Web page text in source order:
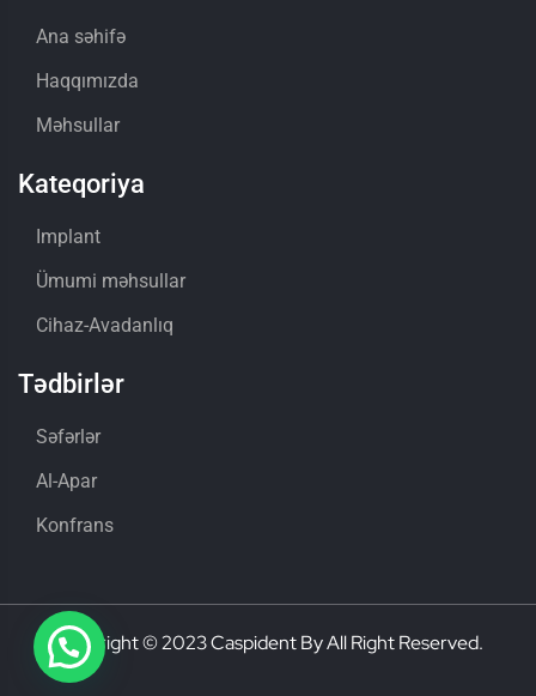
Ana səhifə
Haqqımızda
Məhsullar
Kateqoriya
Implant
Ümumi məhsullar
Cihaz-Avadanlıq
Tədbirlər
Səfərlər
Al-Apar
Konfrans
Copyright © 2023 Caspident By All Right Reserved.